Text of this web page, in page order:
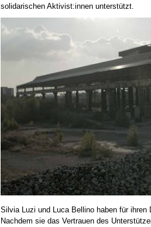
solidarischen Aktivist:innen unterstützt.
Silvia Luzi und Luca Bellino haben für
Nachdem sie das Vertrauen des